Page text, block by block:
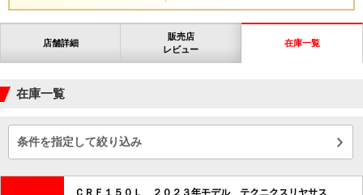
店舗詳細
販売店
レビュー
在庫一覧
在庫一覧
条件を指定して絞り込み